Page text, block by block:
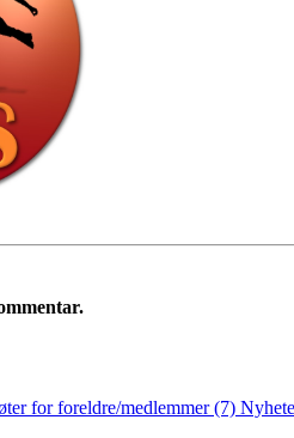
for foreldre/medlemmer (7)